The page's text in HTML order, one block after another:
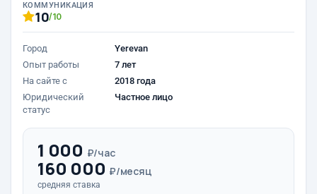
КОММУНИКАЦИЯ
10/10
Город
Yerevan
Опыт работы
7 лет
На сайте с
2018 года
Юридический
статус
Частное лицо
1 000 ₽/час
160 000 ₽/месяц
средняя ставка